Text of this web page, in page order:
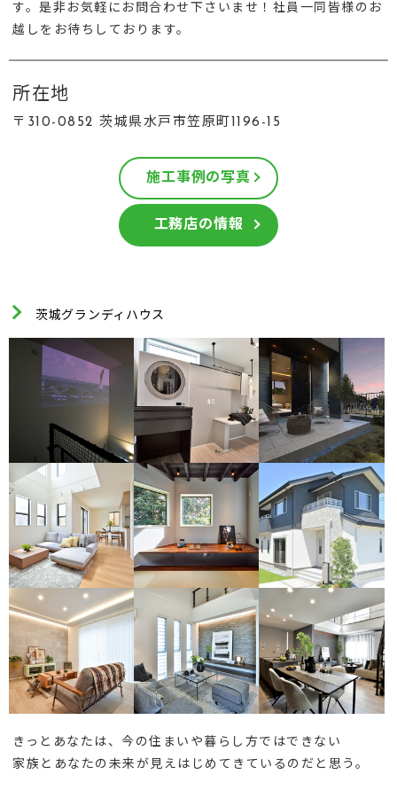
す。是非お気軽にお問合わせ下さいませ！社員一同皆様のお
越しをお待ちしております。
所在地
〒310-0852 茨城県水戸市笠原町1196-15
施工事例の写真
工務店の情報
茨城グランディハウス
きっとあなたは、今の住まいや暮らし方ではできない
家族とあなたの未来が見えはじめてきているのだと思う。